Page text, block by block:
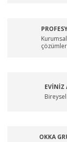
EVİNİZ
OKKA